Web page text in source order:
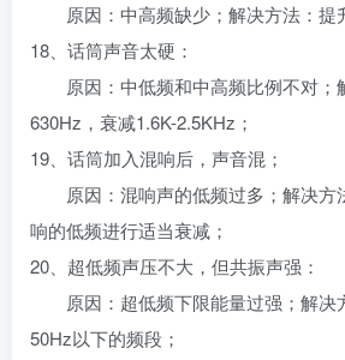
原因：中高频缺少；解决方法：提
18、话筒声音太硬：
原因：中低频和中高频比例不对；
630Hz，衰减1.6K-2.5KHz；
19、话筒加入混响后，声音混；
原因：混响声的低频过多；解决方
响的低频进行适当衰减；
20、超低频声压不大，但共振声强：
原因：超低频下限能量过强；解决
50Hz以下的频段；